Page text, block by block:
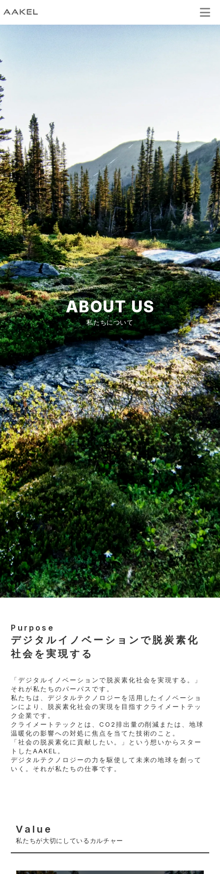
ABOUT US
私たちについて
Purpose
デジタルイノベーションで脱炭素化
社会を実現する
「デジタルイノベーションで脱炭素化社会を実現する。」
それが私たちのパーパスです。
私たちは、デジタルテクノロジーを活用したイノベーショ
ンにより、脱炭素化社会の実現を目指すクライメートテッ
ク企業です。
クライメートテックとは、CO2排出量の削減または、地球
温暖化の影響への対処に焦点を当てた技術のこと。
「社会の脱炭素化に貢献したい。」という想いからスター
トしたAAKEL。
デジタルテクノロジーの力を駆使して未来の地球を創って
いく。それが私たちの仕事です。
Value
私たちが大切にしているカルチャー